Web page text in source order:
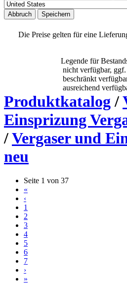
Abbruch Speichern
Die Preise gelten für eine
Legende für
nicht verfügbar,
beschränkt
ausreichend
Produktkatalog /
Einsprizung
/Vergaser und
neu
Seite 1 von 37
«
‹
1
2
3
4
5
6
7
›
»